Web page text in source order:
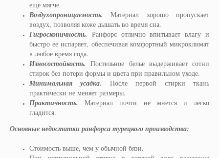
еще мягче.
Воздухопроницаемость.
Материал хорошо пропускает
воздух, позволяя коже дышать во время сна.
Гигроскопичность. Ранфорс отлично впитывает влагу и
быстро ее испаряет, обеспечивая комфортный микроклимат
в любое время года.
Износостойкость. Постельное белье выдерживает сотни
стирок без потери формы и цвета при правильном уходе.
Минимальная усадка.
После первой стирки ткань
практически не меняет размеры.
Практичность.
Материал почти не мнется и легко
гладится.
Основные недостатки ранфорса турецкого производства:
Стоимость выше, чем у обычной бязи.